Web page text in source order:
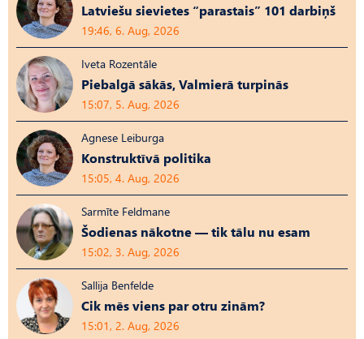
Latviešu sievietes “parastais” 101 darbiņš
19:46, 6. Aug, 2026
Iveta Rozentāle
Piebalgā sākās, Valmierā turpinās
15:07, 5. Aug, 2026
Agnese Leiburga
Konstruktīvā politika
15:05, 4. Aug, 2026
Sarmīte Feldmane
Šodienas nākotne — tik tālu nu esam
15:02, 3. Aug, 2026
Sallija Benfelde
Cik mēs viens par otru zinām?
15:01, 2. Aug, 2026